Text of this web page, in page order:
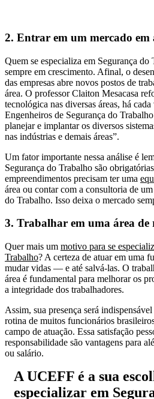
2. Entrar em um mercado em
Quem se especializa em Segurança
sempre em crescimento. Afinal, o
das empresas abre novos postos de
área. O professor Claiton Mesacasa
tecnológica nas diversas áreas, há
Engenheiros de Segurança do
planejar e implantar os diversos
nas indústrias e demais áreas”.
Um fator importante nessa análise é
Segurança do Trabalho são
empreendimentos precisam ter uma
área ou contar com a consultoria de
do Trabalho. Isso deixa o mercado
3. Trabalhar em uma área de
Quer mais um motivo para se
Trabalho? A certeza de atuar em uma
mudar vidas — e até salvá-las. O
área é fundamental para melhorar os
a integridade dos trabalhadores.
Assim, sua presença será
rotina de muitos funcionários
campo de atuação. Essa satisfação
responsabilidade são vantagens para
ou salário.
A UCEFF é a sua
especializar em